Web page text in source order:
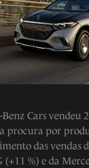
Cars vendeu
procura por
das vendas
(+11 %) e da